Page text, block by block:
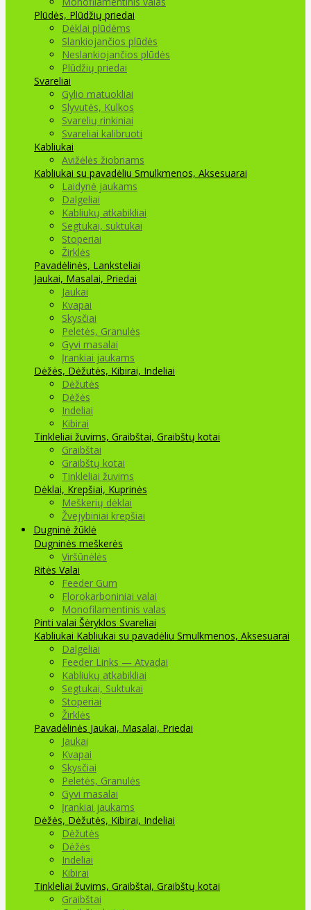
Plūdės, Plūdžių priedai
Dėklai plūdėms
Slankiojančios plūdės
Neslankiojančios plūdės
Plūdžių priedai
Svareliai
Gylio matuokliai
Slyvutės, Kulkos
Svarelių rinkiniai
Svareliai kalibruoti
Kabliukai
Avižėlės žiobriams
Kabliukai su pavadėliu Smulkmenos, Aksesuarai
Laidynė jaukams
Dalgeliai
Kabliukų atkabikliai
Segtukai, suktukai
Stoperiai
Žirklės
Pavadėlinės, Lanksteliai
Jaukai, Masalai, Priedai
Jaukai
Kvapai
Skysčiai
Peletės, Granulės
Gyvi masalai
Įrankiai jaukams
Dėžės, Dėžutės, Kibirai, Indeliai
Dėžutės
Dėžės
Indeliai
Kibirai
Tinkleliai žuvims, Graibštai, Graibštų kotai
Graibštai
Graibštų kotai
Tinkleliai žuvims
Dėklai, Krepšiai, Kuprinės
Meškerių dėklai
Žvejybiniai krepšiai
Dugninė žūklė
Dugninės meškerės
Viršūnėlės
Ritės Valai
Feeder Gum
Florokarboniniai valai
Monofilamentinis valas
Pinti valai Šėryklos Svareliai
Kabliukai Kabliukai su pavadėliu Smulkmenos, Aksesuarai
Dalgeliai
Feeder Links — Atvadai
Kabliukų atkabikliai
Segtukai, Suktukai
Stoperiai
Žirklės
Pavadėlinės Jaukai, Masalai, Priedai
Jaukai
Kvapai
Skysčiai
Peletės, Granulės
Gyvi masalai
Įrankiai jaukams
Dėžės, Dėžutės, Kibirai, Indeliai
Dėžutės
Dėžės
Indeliai
Kibirai
Tinkleliai žuvims, Graibštai, Graibštų kotai
Graibštai